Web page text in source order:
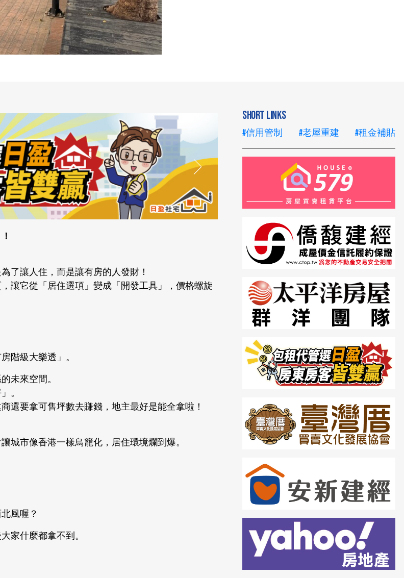
了讓人住，而是讓有房的人發財！
讓它從「居住選項」變成「開發工具」，價格螺旋
階級大樂透」。
未來空間。
。
還要拿可售坪數去賺錢，地主最好是能全拿啦！
城市像香港一樣鳥籠化，居住環境爛到爆。
風喔？
家什麼都拿不到。
SHORT LINKS
#信用管制 #老屋重建 #租金補貼